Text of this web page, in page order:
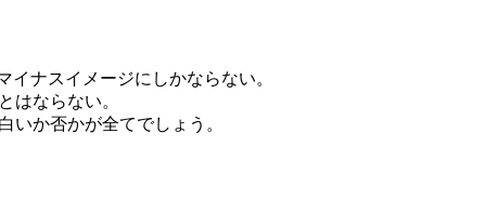
ナスイメージにしかならない。
はならない。
いか否かが全てでしょう。